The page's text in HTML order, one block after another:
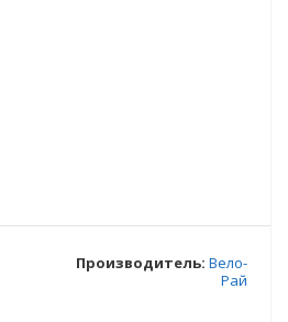
Производитель: Вело-
Рай